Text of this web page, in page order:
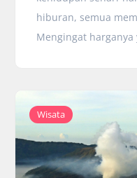
hiburan, semua
Mengingat
Wisata